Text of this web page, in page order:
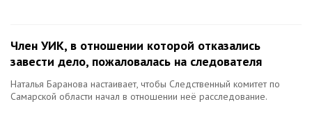
Член УИК, в отношении которой отказались
завести дело, пожаловалась на следователя
Наталья Баранова настаивает, чтобы Следственный комитет по
Самарской области начал в отношении неё расследование.